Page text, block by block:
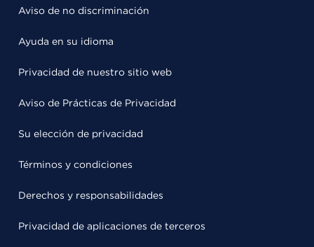
Aviso de no discriminación
Ayuda en su idioma
Privacidad de nuestro sitio web
Aviso de Prácticas de Privacidad
Su elección de privacidad
Términos y condiciones
Derechos y responsabilidades
Privacidad de aplicaciones de terceros